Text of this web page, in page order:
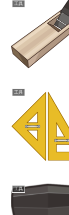
工具
工具
工具